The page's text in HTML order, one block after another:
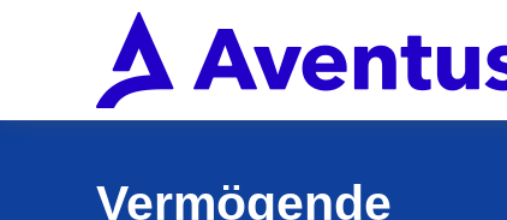
Vermögende